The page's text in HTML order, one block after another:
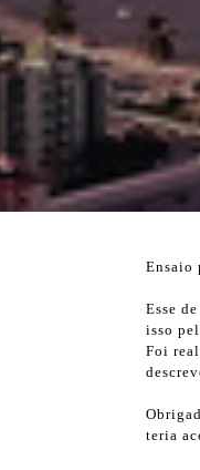
Ensaio
Esse
isso
Foi
teria